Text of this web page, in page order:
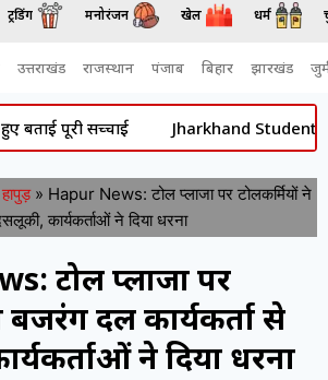
ट्रेंडिंग मनोरंजन खेल धर्म
उत्तराखंड राजस्थान पंजाब बिहार झारखंड
सच्चाई Jharkhand Student Protest:
हापुड़ » Hapur News: टोल प्लाजा पर टोलकर्मियों ने
कार्यकर्ताओं ने दिया धरना
टोल प्लाजा पर
बजरंग दल कार्यकर्ता से
ने दिया धरना